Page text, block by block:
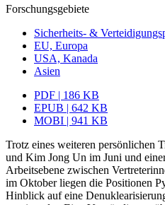
Forschungsgebiete
Sicherheits- &
EU, Europa
USA, Kanada
Asien
PDF | 186 KB
EPUB | 642 KB
MOBI | 941 KB
Trotz eines weiteren persönlichen
und Kim Jong Un im Juni und
Arbeitsebene zwischen
im Oktober liegen die Positionen
Hinblick auf eine